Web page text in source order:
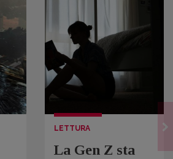
LETTURA
La Gen Z sta